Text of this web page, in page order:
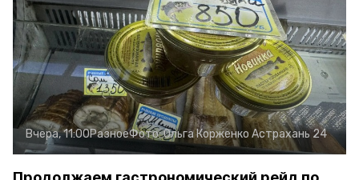
Вчера, 11:00РазноеФото:Ольга Корженко Астрахань 24